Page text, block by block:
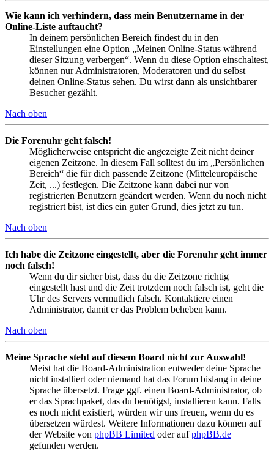
Wie kann ich verhindern, dass mein Benutzername in der
Online-Liste auftaucht?
In deinem persönlichen Bereich findest du in den
Einstellungen eine Option „Meinen Online-Status während
dieser Sitzung verbergen“. Wenn du diese Option einschaltest,
können nur Administratoren, Moderatoren und du selbst
deinen Online-Status sehen. Du wirst dann als unsichtbarer
Besucher gezählt.
Nach oben
Die Forenuhr geht falsch!
Möglicherweise entspricht die angezeigte Zeit nicht deiner
eigenen Zeitzone. In diesem Fall solltest du im „Persönlichen
Bereich“ die für dich passende Zeitzone (Mitteleuropäische
Zeit, ...) festlegen. Die Zeitzone kann dabei nur von
registrierten Benutzern geändert werden. Wenn du noch nicht
registriert bist, ist dies ein guter Grund, dies jetzt zu tun.
Nach oben
Ich habe die Zeitzone eingestellt, aber die Forenuhr geht immer
noch falsch!
Wenn du dir sicher bist, dass du die Zeitzone richtig
eingestellt hast und die Zeit trotzdem noch falsch ist, geht die
Uhr des Servers vermutlich falsch. Kontaktiere einen
Administrator, damit er das Problem beheben kann.
Nach oben
Meine Sprache steht auf diesem Board nicht zur Auswahl!
Meist hat die Board-Administration entweder deine Sprache
nicht installiert oder niemand hat das Forum bislang in deine
Sprache übersetzt. Frage ggf. einen Board-Administrator, ob
er das Sprachpaket, das du benötigst, installieren kann. Falls
es noch nicht existiert, würden wir uns freuen, wenn du es
übersetzen würdest. Weitere Informationen dazu können auf
der Website von phpBB Limited oder aufphpBB.de
gefunden werden.